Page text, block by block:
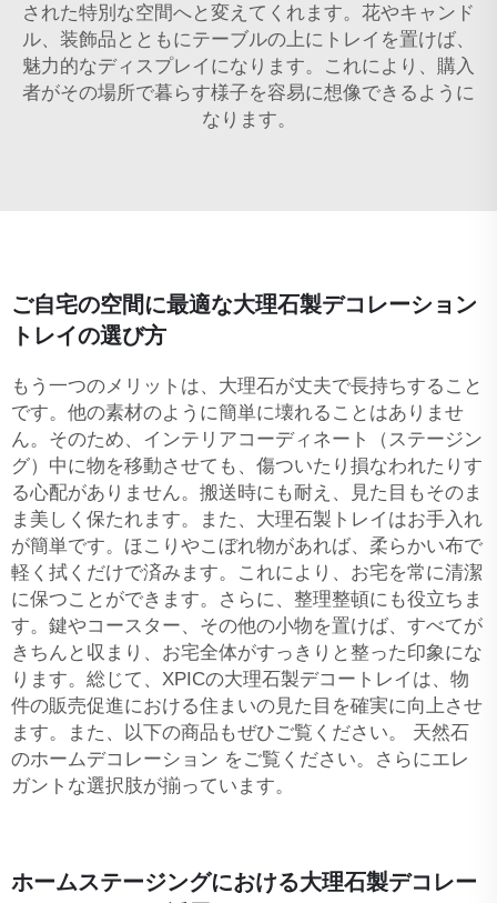
された特別な空間へと変えてくれます。花やキャンド
ル、装飾品とともにテーブルの上にトレイを置けば、
魅力的なディスプレイになります。これにより、購入
者がその場所で暮らす様子を容易に想像できるように
なります。
ご自宅の空間に最適な大理石製デコレーション
トレイの選び方
もう一つのメリットは、大理石が丈夫で長持ちすること
です。他の素材のように簡単に壊れることはありませ
ん。そのため、インテリアコーディネート（ステージン
グ）中に物を移動させても、傷ついたり損なわれたりす
る心配がありません。搬送時にも耐え、見た目もそのま
ま美しく保たれます。また、大理石製トレイはお手入れ
が簡単です。ほこりやこぼれ物があれば、柔らかい布で
軽く拭くだけで済みます。これにより、お宅を常に清潔
に保つことができます。さらに、整理整頓にも役立ちま
す。鍵やコースター、その他の小物を置けば、すべてが
きちんと収まり、お宅全体がすっきりと整った印象にな
ります。総じて、XPICの大理石製デコートレイは、物
件の販売促進における住まいの見た目を確実に向上させ
ます。また、以下の商品もぜひご覧ください。 天然石
のホームデコレーション をご覧ください。さらにエレ
ガントな選択肢が揃っています。
ホームステージングにおける大理石製デコレー